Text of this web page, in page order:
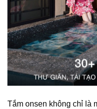
Tắm onsen không chỉ là